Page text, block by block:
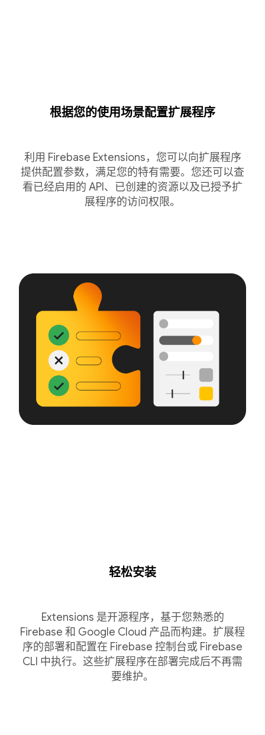
根据您的使用场景配置扩展程序
利用 Firebase Extensions，您可以向扩展程序
提供配置参数，满足您的特有需要。您还可以查
看已经启用的 API、已创建的资源以及已授予扩
展程序的访问权限。
轻松安装
Extensions 是开源程序，基于您熟悉的
Firebase 和 Google Cloud 产品而构建。扩展程
序的部署和配置在 Firebase 控制台或 Firebase
CLI 中执行。这些扩展程序在部署完成后不再需
要维护。